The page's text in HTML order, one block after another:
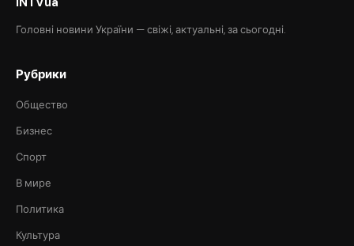
Головні новини України — свіжі, актуальні, за сьогодні.
Рубрики
Общество
Бизнес
Спорт
В мире
Политика
Культура